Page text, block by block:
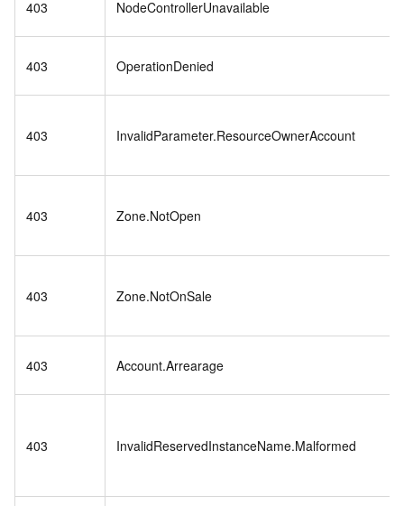
403 NodeControllerUnavailable
403 OperationDenied
403 InvalidParameter.ResourceOwnerAccount
403 Zone.NotOpen
403 Zone.NotOnSale
403 Account.Arrearage
403 InvalidReservedInstanceName.Malformed